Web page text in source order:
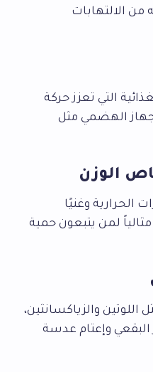
من الالتهابات
التي تعزز حركة
الهضمي مثل
وغنيًا
لمن يتبعون حمية
اللوتين والزياكسانثين،
وإعتام عدسة